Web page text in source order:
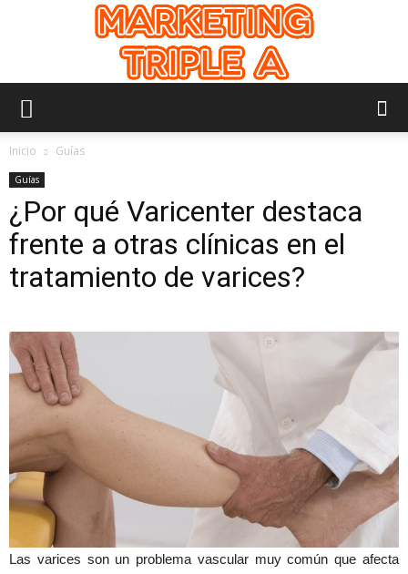
Triple
A
Inicio Guías
Guías
¿Por qué Varicenter destaca
frente a otras clínicas en el
tratamiento de varices?
Las varices son un problema vascular muy común que afecta